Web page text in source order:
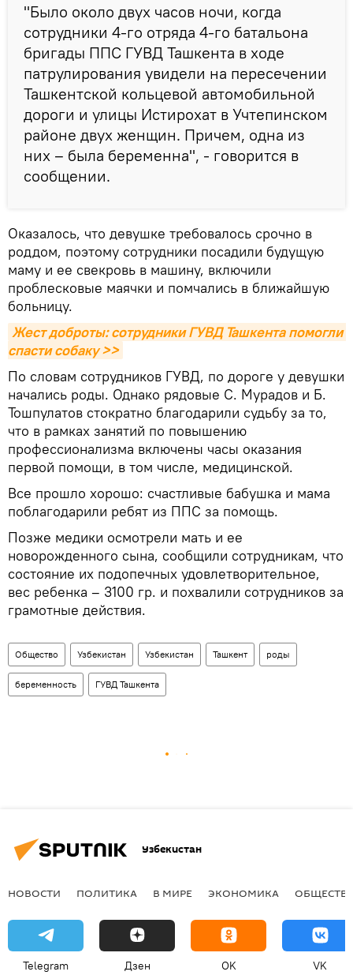
"Было около двух часов ночи, когда
сотрудники 4-го отряда 4-го батальона
бригады ППС ГУВД Ташкента в ходе
патрулирования увидели на пересечении
Ташкентской кольцевой автомобильной
дороги и улицы Истирохат в Учтепинском
районе двух женщин. Причем, одна из
них – была беременна", - говорится в
сообщении.
Оказалось, что девушке требовалось срочно в
роддом, поэтому сотрудники посадили будущую
маму и ее свекровь в машину, включили
проблесковые маячки и помчались в ближайшую
больницу.
Жест доброты: cотрудники ГУВД Ташкента помогли
спасти собаку >>
По словам сотрудников ГУВД, по дороге у девушки
начались роды. Однако рядовые С. Мурадов и Б.
Тошпулатов стократно благодарили судьбу за то,
что в рамках занятий по повышению
профессионализма включены часы оказания
первой помощи, в том числе, медицинской.
Все прошло хорошо: счастливые бабушка и мама
поблагодарили ребят из ППС за помощь.
Позже медики осмотрели мать и ее
новорожденного сына, сообщили сотрудникам, что
состояние их подопечных удовлетворительное,
вес ребенка – 3100 гр. и похвалили сотрудников за
грамотные действия.
Общество Узбекистан Узбекистан Ташкент роды
беременность ГУВД Ташкента
Узбекистан
НОВОСТИ ПОЛИТИКА В МИРЕ ЭКОНОМИКА
Telegram Дзен OK VK